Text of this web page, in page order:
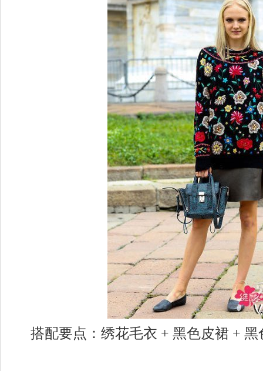
搭配要点：绣花毛衣 + 黑色皮裙 + 黑